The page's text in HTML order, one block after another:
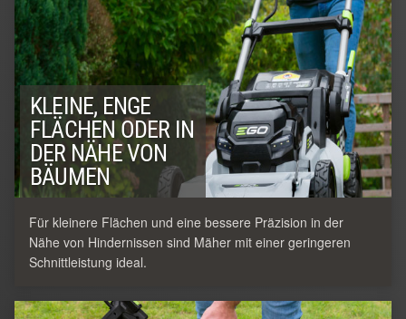
KLEINE, ENGE
FLÄCHEN ODER IN
DER NÄHE VON
BÄUMEN
Für kleinere Flächen und eine bessere Präzision in der
Nähe von Hindernissen sind Mäher mit einer geringeren
Schnittleistung ideal.